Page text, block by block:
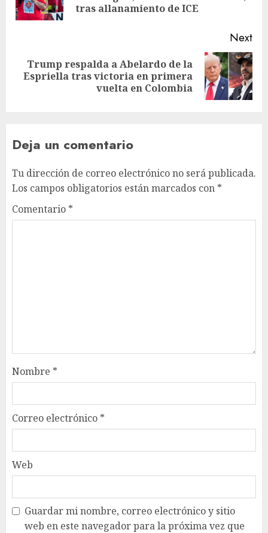
tras allanamiento de ICE
Next
Trump respalda a Abelardo de la
Espriella tras victoria en primera
vuelta en Colombia
Deja un comentario
Tu dirección de correo electrónico no será publicada.
Los campos obligatorios están marcados con *
Comentario *
Nombre *
Correo electrónico *
Web
Guardar mi nombre, correo electrónico y sitio
web en este navegador para la próxima vez que